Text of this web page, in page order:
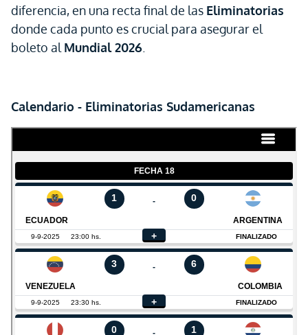
diferencia, en una recta final de las Eliminatorias
donde cada punto es crucial para asegurar el
boleto al Mundial 2026
Calendario - Eliminatorias Sudamericanas